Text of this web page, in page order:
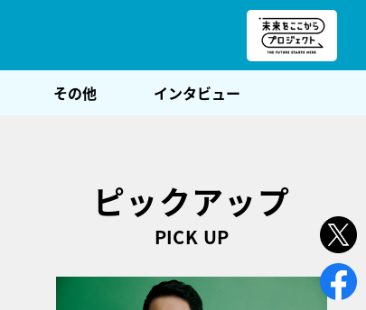
その他 インタビュー
ピックアップ
PICK UP